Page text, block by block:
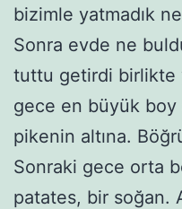
bizimle yatmadık
Sonra evde ne
tuttu getirdi birlikte
gece en büyük boy
pikenin altına.
Sonraki gece orta
patates, bir soğan.